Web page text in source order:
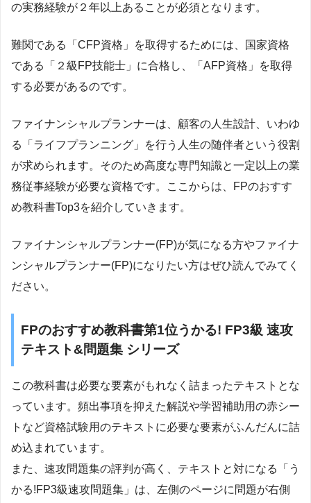
の実務経験が２年以上あることが必須となります。
難関である「CFP資格」を取得するためには、国家資格
である「２級FP技能士」に合格し、「AFP資格」を取得
する必要があるのです。
ファイナンシャルプランナーは、顧客の人生設計、いわゆ
る「ライフプランニング」を行う人生の随伴者という役割
が求められます。そのため高度な専門知識と一定以上の業
務従事経験が必要な資格です。ここからは、FPのおすす
め教科書Top3を紹介していきます。
ファイナンシャルプランナー(FP)が気になる方やファイナ
ンシャルプランナー(FP)になりたい方はぜひ読んでみてく
ださい。
FPのおすすめ教科書第1位うかる! FP3級 速攻
テキスト&問題集 シリーズ
この教科書は必要な要素がもれなく詰まったテキストとな
っています。頻出事項を抑えた解説や学習補助用の赤シー
トなど資格試験用のテキストに必要な要素がふんだんに詰
め込まれています。
また、速攻問題集の評判が高く、テキストと対になる「う
かる!FP3級速攻問題集」は、左側のページに問題が右側